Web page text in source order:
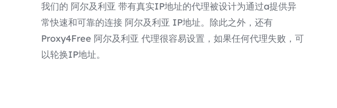
我们的 阿尔及利亚 带有真实IP地址的代理被设计为通过a提供异
常快速和可靠的连接 阿尔及利亚 IP地址。除此之外，还有
Proxy4Free 阿尔及利亚 代理很容易设置，如果任何代理失败，可
以轮换IP地址。